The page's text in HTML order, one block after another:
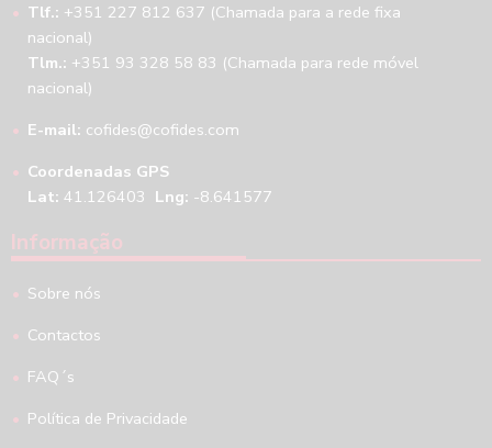
Tlf.: +351 227 812 637 (Chamada para a rede fixa
nacional)
Tlm.: +351 93 328 58 83 (Chamada para rede móvel
nacional)
E-mail: cofides@cofides.com
Coordenadas GPS
Lat: 41.126403 Lng: -8.641577
Informação
Sobre nós
Contactos
FAQ´s
Política de Privacidade